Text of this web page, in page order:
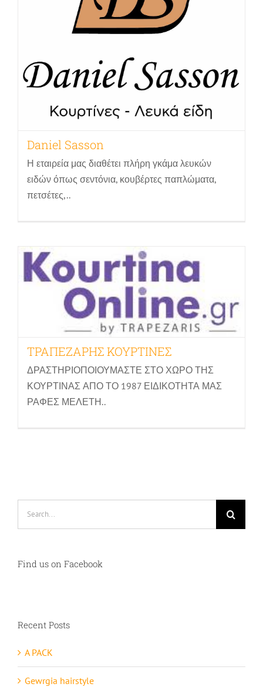
Daniel Sasson
Η εταιρεία μας διαθέτει πλήρη γκάμα λευκών
ειδών όπως σεντόνια, κουβέρτες παπλώματα,
πετσέτες,..
ΤΡΑΠΕΖΑΡΗΣ ΚΟΥΡΤΙΝΕΣ
ΔΡΑΣΤΗΡΙΟΠΟΙΟΥΜΑΣΤΕ ΣΤΟ ΧΩΡΟ ΤΗΣ
ΚΟΥΡΤΙΝΑΣ ΑΠΟ ΤΟ 1987 ΕΙΔΙΚΟΤΗΤΑ ΜΑΣ
ΡΑΦΕΣ ΜΕΛΕΤΗ..
Find us on Facebook
Recent Posts
A PACK
Gewrgia hairstyle